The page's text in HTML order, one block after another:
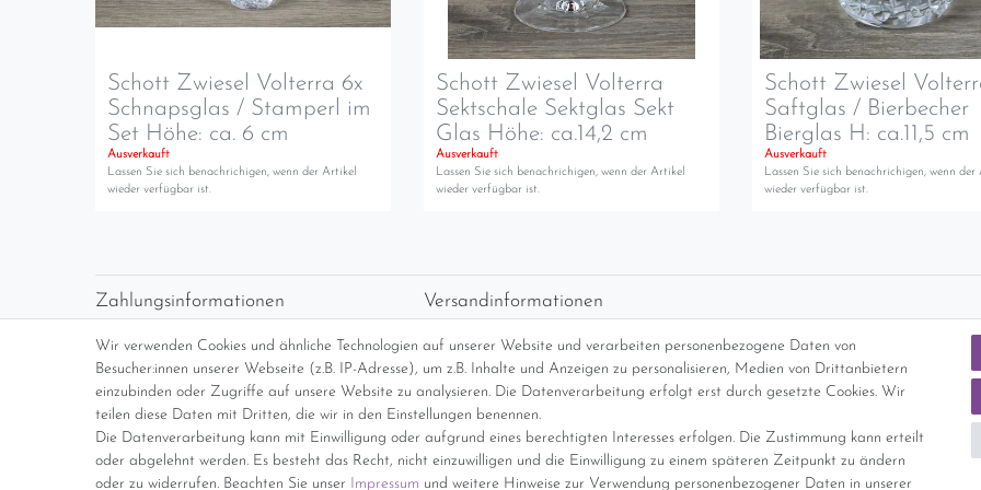
Schott Zwiesel Volterra 6x
Schnapsglas / Stamperl im
Set Höhe: ca. 6 cm
Ausverkauft
Lassen Sie sich benachrichigen, wenn der Artikel
wieder verfügbar ist.
Schott Zwiesel Volterra
Sektschale Sektglas Sekt
Glas Höhe: ca.14,2 cm
Ausverkauft
Lassen Sie sich benachrichigen, wenn der Artikel
wieder verfügbar ist.
Schott Zwiesel
Saftglas / Bierbecher
Bierglas H: ca.11,5 cm
Ausverkauft
Lassen Sie sich benachrichigen, wenn der
wieder verfügbar ist.
Wir verwenden Cookies und ähnliche Technologien auf unserer Website und verarbeiten personenbezogene Daten von
Besucher:innen unserer Webseite (z.B. IP-Adresse), um z.B. Inhalte und Anzeigen zu personalisieren, Medien von Drittanbietern
einzubinden oder Zugriffe auf unsere Website zu analysieren. Die Datenverarbeitung erfolgt erst durch gesetzte Cookies. Wir
teilen diese Daten mit Dritten, die wir in den Einstellungen benennen.
Die Datenverarbeitung kann mit Einwilligung oder aufgrund eines berechtigten Interesses erfolgen. Die Zustimmung kann erteilt
oder abgelehnt werden. Es besteht das Recht, nicht einzuwilligen und die Einwilligung zu einem späteren Zeitpunkt zu ändern
oder zu widerrufen. Beachten Sie unser Impressum und weitere Hinweise zur Verwendung personenbezogener Daten in unserer
Zahlungsinformationen
Paypal
Abholung
Versandinformationen
Versand per GLS (6,90 Euro) oder DHL (8,49 Euro ) inkl. MwSt. (innerhalb
kostenfreie Lieferung ab 150 Euro Warenwert (innerhalb Deutschlands)
Übersicht Internationale Versandkosten
*Endpreis inkl. MwSt. (Dieser Artikel unterliegt gem. § 25a UStG der Differenzbesteuerung, ein Ausweis der